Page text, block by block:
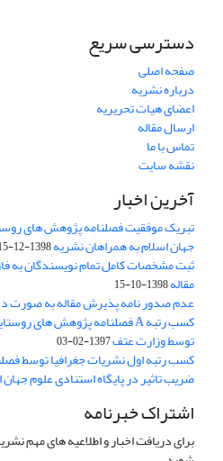
دسترسی سریع
صفحه اصلی
درباره نشریه
اعضای هیات تحریریه
ارسال مقاله
تماس با ما
نقشه سایت
آخرین اخبار
تبریک موفقیت فصلنامه پژوهش های
جهان اسلام به همراهان نشریه1398-12-15
ثبت مشخصات کامل تمام نویسندگان به
مقاله1398-10-15
عدم صدور نامه پذیرش مقاله به صورت
توسط وزارت عتف1397-02-03
کسب رتبه اول نشریات جغرافیا توسط
ضریب تاثیر در پایگاه استنادی علوم
اشتراک خبرنامه
برای دریافت اخبار و اطلاعیه های مهم